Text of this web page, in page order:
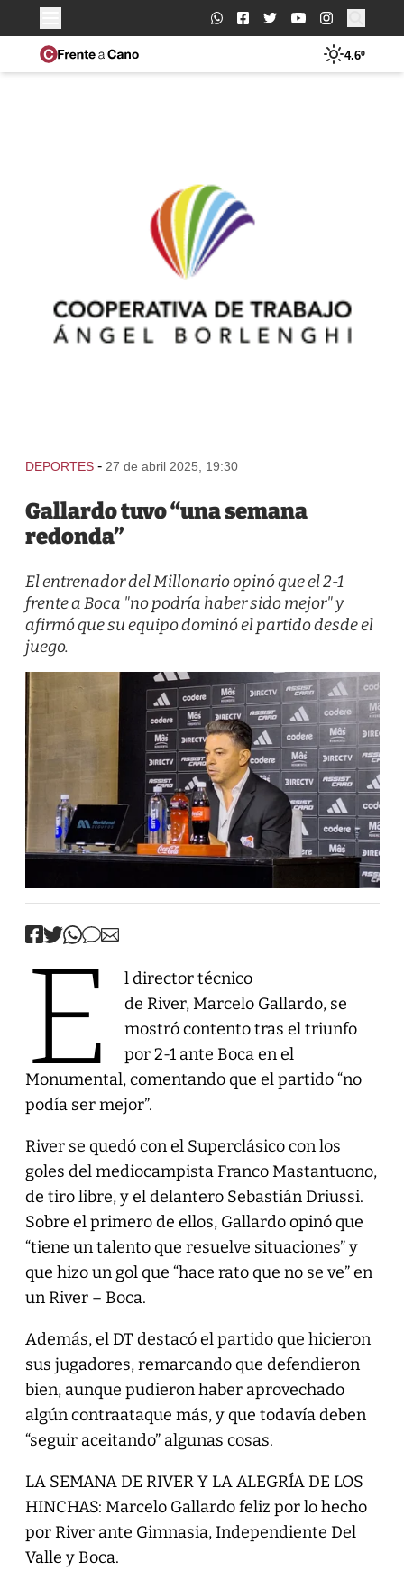
Buscar:
4.6º
DEPORTES - 27 de abril 2025, 19:30
Gallardo tuvo “una semana
redonda”
El entrenador del Millonario opinó que el 2-1
frente a Boca "no podría haber sido mejor" y
afirmó que su equipo dominó el partido desde el
juego.
E
l director técnico
de River, Marcelo Gallardo, se
mostró contento tras el triunfo
por 2-1 ante Boca en el
Monumental, comentando que el partido “no
podía ser mejor”.
River se quedó con el Superclásico con los
goles del mediocampista Franco Mastantuono,
de tiro libre, y el delantero Sebastián Driussi.
Sobre el primero de ellos, Gallardo opinó que
“tiene un talento que resuelve situaciones” y
que hizo un gol que “hace rato que no se ve” en
un River – Boca.
Además, el DT destacó el partido que hicieron
sus jugadores, remarcando que defendieron
bien, aunque pudieron haber aprovechado
algún contraataque más, y que todavía deben
“seguir aceitando” algunas cosas.
LA SEMANA DE RIVER Y LA ALEGRÍA DE LOS
HINCHAS: Marcelo Gallardo feliz por lo hecho
por River ante Gimnasia, Independiente Del
Valle y Boca.